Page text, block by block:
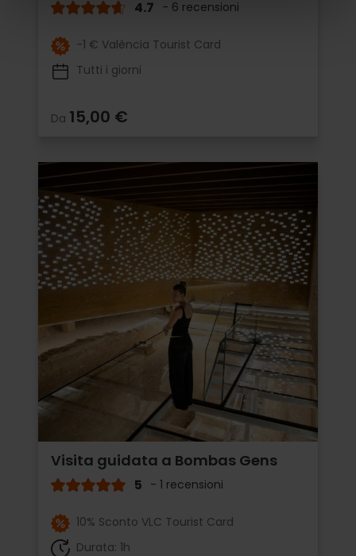
4.7 - 6 recensioni
-1 € València Tourist Card
Tutti i giorni
Da 15,00 €
Visita guidata a Bombas Gens
5 - 1 recensioni
10% Sconto VLC Tourist Card
Durata: 1h